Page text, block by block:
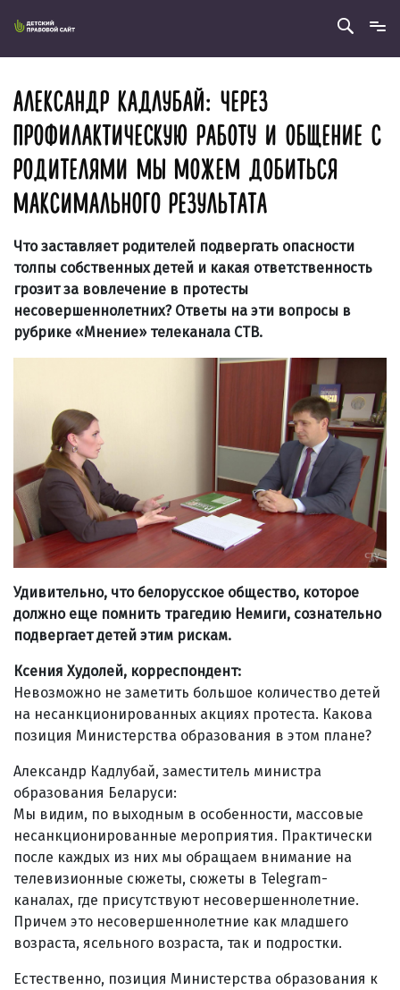
АЛЕКСАНДР КАДЛУБАЙ: ЧЕРЕЗ
ПРОФИЛАКТИЧЕСКУЮ РАБОТУ И ОБЩЕНИЕ С
РОДИТЕЛЯМИ МЫ МОЖЕМ ДОБИТЬСЯ
МАКСИМАЛЬНОГО РЕЗУЛЬТАТА
Что заставляет родителей подвергать опасности
толпы собственных детей и какая ответственность
грозит за вовлечение в протесты
несовершеннолетних? Ответы на эти вопросы в
рубрике «Мнение» телеканала СТВ.
Удивительно, что белорусское общество, которое
должно еще помнить трагедию Немиги, сознательно
подвергает детей этим рискам.
Ксения Худолей, корреспондент:
Невозможно не заметить большое количество детей
на несанкционированных акциях протеста. Какова
позиция Министерства образования в этом плане?
Александр Кадлубай, заместитель министра
образования Беларуси:
Мы видим, по выходным в особенности, массовые
несанкционированные мероприятия. Практически
после каждых из них мы обращаем внимание на
телевизионные сюжеты, сюжеты в Telegram-
каналах, где присутствуют несовершеннолетние.
Причем это несовершеннолетние как младшего
возраста, ясельного возраста, так и подростки.
Естественно, позиция Министерства образования к